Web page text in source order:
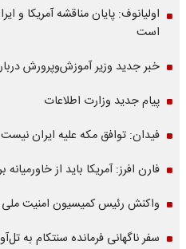
اولیانوف: پایان مناقشه آمریکا و
است
خبر جدید وزیر آموزش‌وپرورش
پیام جدید وزارت اطلاعات
فیدان: توافق مکه علیه ایران نیست
فارن افرز: آمریکا باید از خاورمیانه
واکنش رئیس کمیسیون امنیت ملی
سفر ناگهانی فرمانده سنتکام به